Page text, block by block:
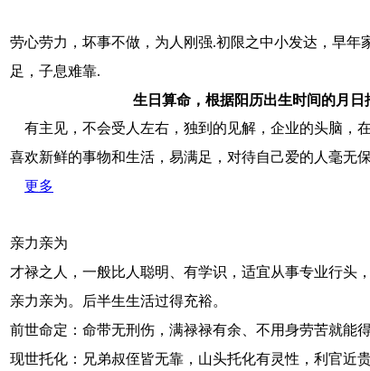
劳心劳力，坏事不做，为人刚强.初限之中小发达，早
足，子息难靠.
生日算命，根据阳历出生时间的月日
有主见，不会受人左右，独到的见解，企业的头脑，
喜欢新鲜的事物和生活，易满足，对待自己爱的人毫无保
更多
亲力亲为
才禄之人，一般比人聪明、有学识，适宜从事专业行头
亲力亲为。后半生生活过得充裕。
前世命定：命带无刑伤，满禄禄有余、不用身劳苦就能得
现世托化：兄弟叔侄皆无靠，山头托化有灵性，利官近